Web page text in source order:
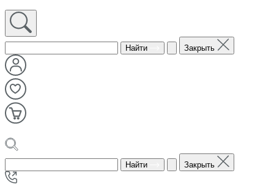
Найти Закрыть
Найти Закрыть